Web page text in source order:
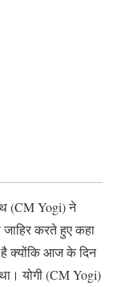
(CM Yogi) ने
करते हुए कहा
है क्योंकि आज के दिन
योगी (CM Yogi)